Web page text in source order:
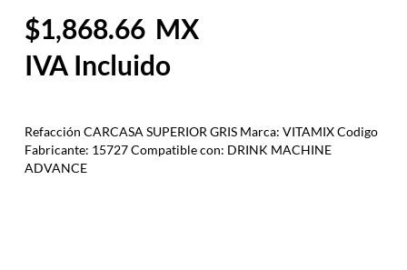
1,868.66
Refacción CARCASA SUPERIOR GRIS Marca: VITAMIX Codigo
Fabricante: 15727 Compatible con: DRINK MACHINE
ADVANCE